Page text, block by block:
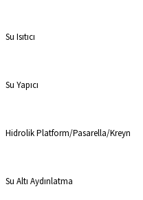
Su Isıtıcı
Su Yapıcı
Hidrolik Platform/Pasarella/Kreyn
Su Altı Aydınlatma